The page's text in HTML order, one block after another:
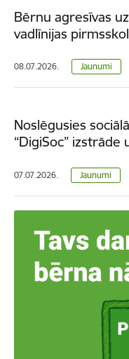
Bērnu agresīvas
vadlīnijas
08.07.2026. Jaunumi
Noslēgusies
“DigiSoc” izstrāde
07.07.2026. Jaunumi